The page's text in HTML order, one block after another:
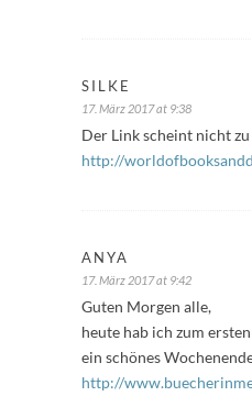
SILKE
17. März 2017 at 9:38
Der Link scheint nicht
http://
ANYA
17. März 2017 at 9:42
Guten Morgen alle,
heute hab ich zum
ein schönes
http://